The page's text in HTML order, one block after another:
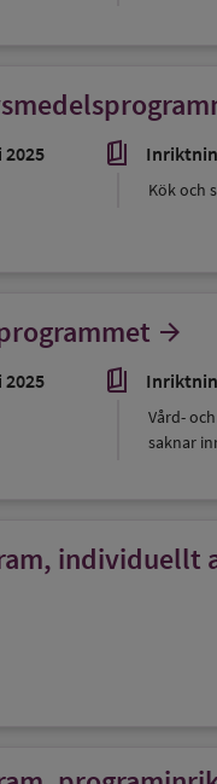
book_5
Kök och
arrow_forward
book_5
Vård-
saknar